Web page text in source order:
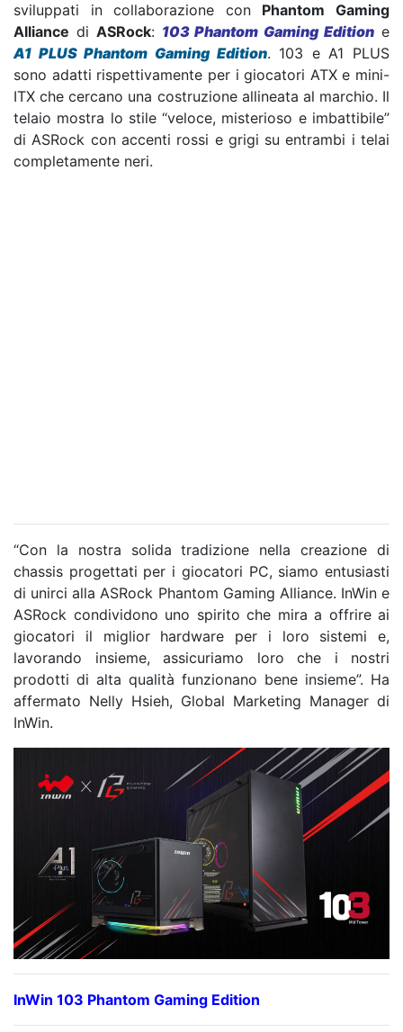
sviluppati in collaborazione con Phantom Gaming
Alliance di ASRock: 103 Phantom Gaming Edition e
A1 PLUS Phantom Gaming Edition. 103 e A1 PLUS
sono adatti rispettivamente per i giocatori ATX e mini-
ITX che cercano una costruzione allineata al marchio. Il
telaio mostra lo stile “veloce, misterioso e imbattibile”
di ASRock con accenti rossi e grigi su entrambi i telai
completamente neri.
“Con la nostra solida tradizione nella creazione di
chassis progettati per i giocatori PC, siamo entusiasti
di unirci alla ASRock Phantom Gaming Alliance. InWin e
ASRock condividono uno spirito che mira a offrire ai
giocatori il miglior hardware per i loro sistemi e,
lavorando insieme, assicuriamo loro che i nostri
prodotti di alta qualità funzionano bene insieme”. Ha
affermato Nelly Hsieh, Global Marketing Manager di
InWin.
InWin 103 Phantom Gaming Edition